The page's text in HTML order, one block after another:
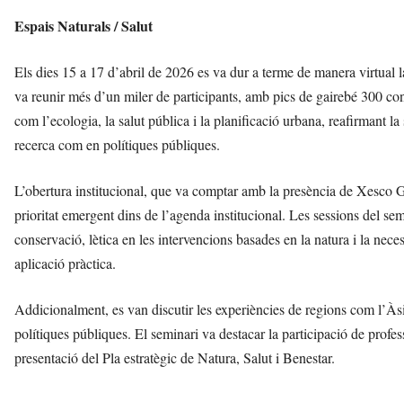
Espais Naturals / Salut
Els dies 15 a 17 d’abril de 2026 es va dur a terme de manera virtual
va reunir més d’un miler de participants, amb pics de gairebé 300
com l’ecologia, la salut pública i la planificació urbana, reafirmant
recerca com en polítiques públiques.
L’obertura institucional, que va comptar amb la presència de
prioritat emergent dins de l’agenda institucional. Les sessions del
conservació, lètica en les intervencions basades en la natura i la
aplicació pràctica.
Addicionalment, es van discutir les experiències de regions com
polítiques públiques. El seminari va destacar la participació de
presentació del Pla estratègic de Natura, Salut i Benestar.